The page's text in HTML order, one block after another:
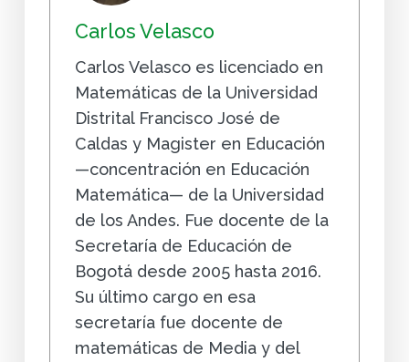
Carlos Velasco
Carlos Velasco es licenciado en
Matemáticas de la Universidad
Distrital Francisco José de
Caldas y Magister en Educación
—concentración en Educación
Matemática— de la Universidad
de los Andes. Fue docente de la
Secretaría de Educación de
Bogotá desde 2005 hasta 2016.
Su último cargo en esa
secretaría fue docente de
matemáticas de Media y del